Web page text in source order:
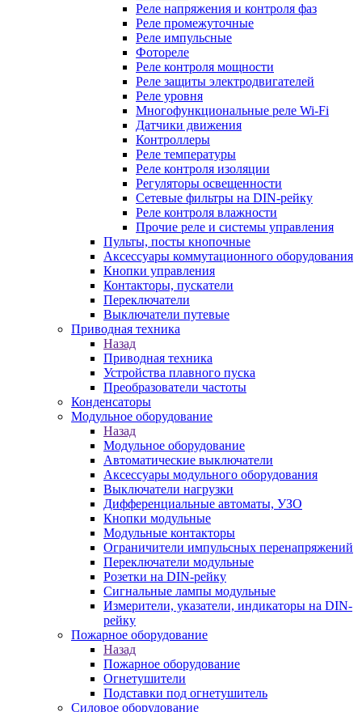
Реле напряжения и контроля фаз
Реле промежуточные
Реле импульсные
Фотореле
Реле контроля мощности
Реле защиты электродвигателей
Реле уровня
Многофункциональные реле Wi-Fi
Датчики движения
Контроллеры
Реле температуры
Реле контроля изоляции
Регуляторы освещенности
Сетевые фильтры на DIN-рейку
Реле контроля влажности
Прочие реле и системы управления
Пульты, посты кнопочные
Аксессуары коммутационного оборудования
Кнопки управления
Контакторы, пускатели
Переключатели
Выключатели путевые
Приводная техника
Назад
Приводная техника
Устройства плавного пуска
Преобразователи частоты
Конденсаторы
Модульное оборудование
Назад
Модульное оборудование
Автоматические выключатели
Аксессуары модульного оборудования
Выключатели нагрузки
Дифференциальные автоматы, УЗО
Кнопки модульные
Модульные контакторы
Ограничители импульсных перенапряжений
Переключатели модульные
Розетки на DIN-рейку
Сигнальные лампы модульные
Измерители, указатели, индикаторы на DIN-
рейку
Пожарное оборудование
Назад
Пожарное оборудование
Огнетушители
Подставки под огнетушитель
Силовое оборудование